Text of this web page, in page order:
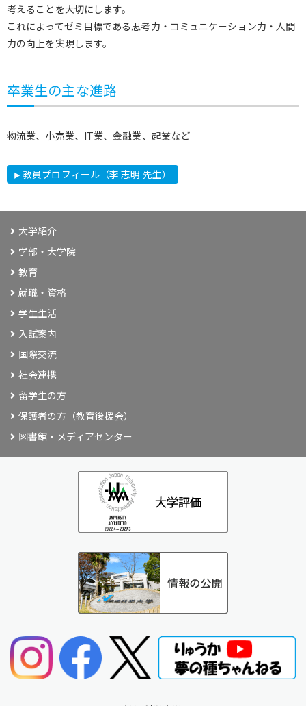
考えることを大切にします。
これによってゼミ目標である思考力・コミュニケーション力・人間
力の向上を実現します。
卒業生の主な進路
物流業、小売業、IT業、金融業、起業など
教員プロフィール（李 志明 先生）
大学紹介
学部・大学院
教育
就職・資格
学生生活
入試案内
国際交流
社会連携
留学生の方
保護者の方（教育後援会）
図書館・メディアセンター